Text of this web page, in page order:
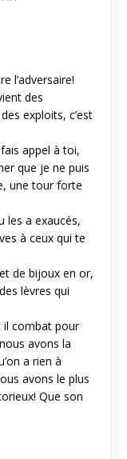
l’adversaire!
des
exploits, c’est
appel à toi,
que je ne puis
une tour forte
les a exaucés,
à ceux qui te
de bijoux en or,
lèvres qui
il combat pour
avons la
a rien à
avons le plus
Que son